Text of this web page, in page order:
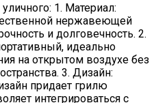
1. Материал:
нержавеющей
и долговечность. 2.
идеально
на открытом воздухе без
3. Дизайн:
придает грилю
интегрироваться с